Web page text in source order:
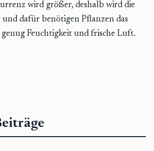
wird größer, deshalb wird die
dafür benötigen Pflanzen das
Feuchtigkeit und frische Luft.